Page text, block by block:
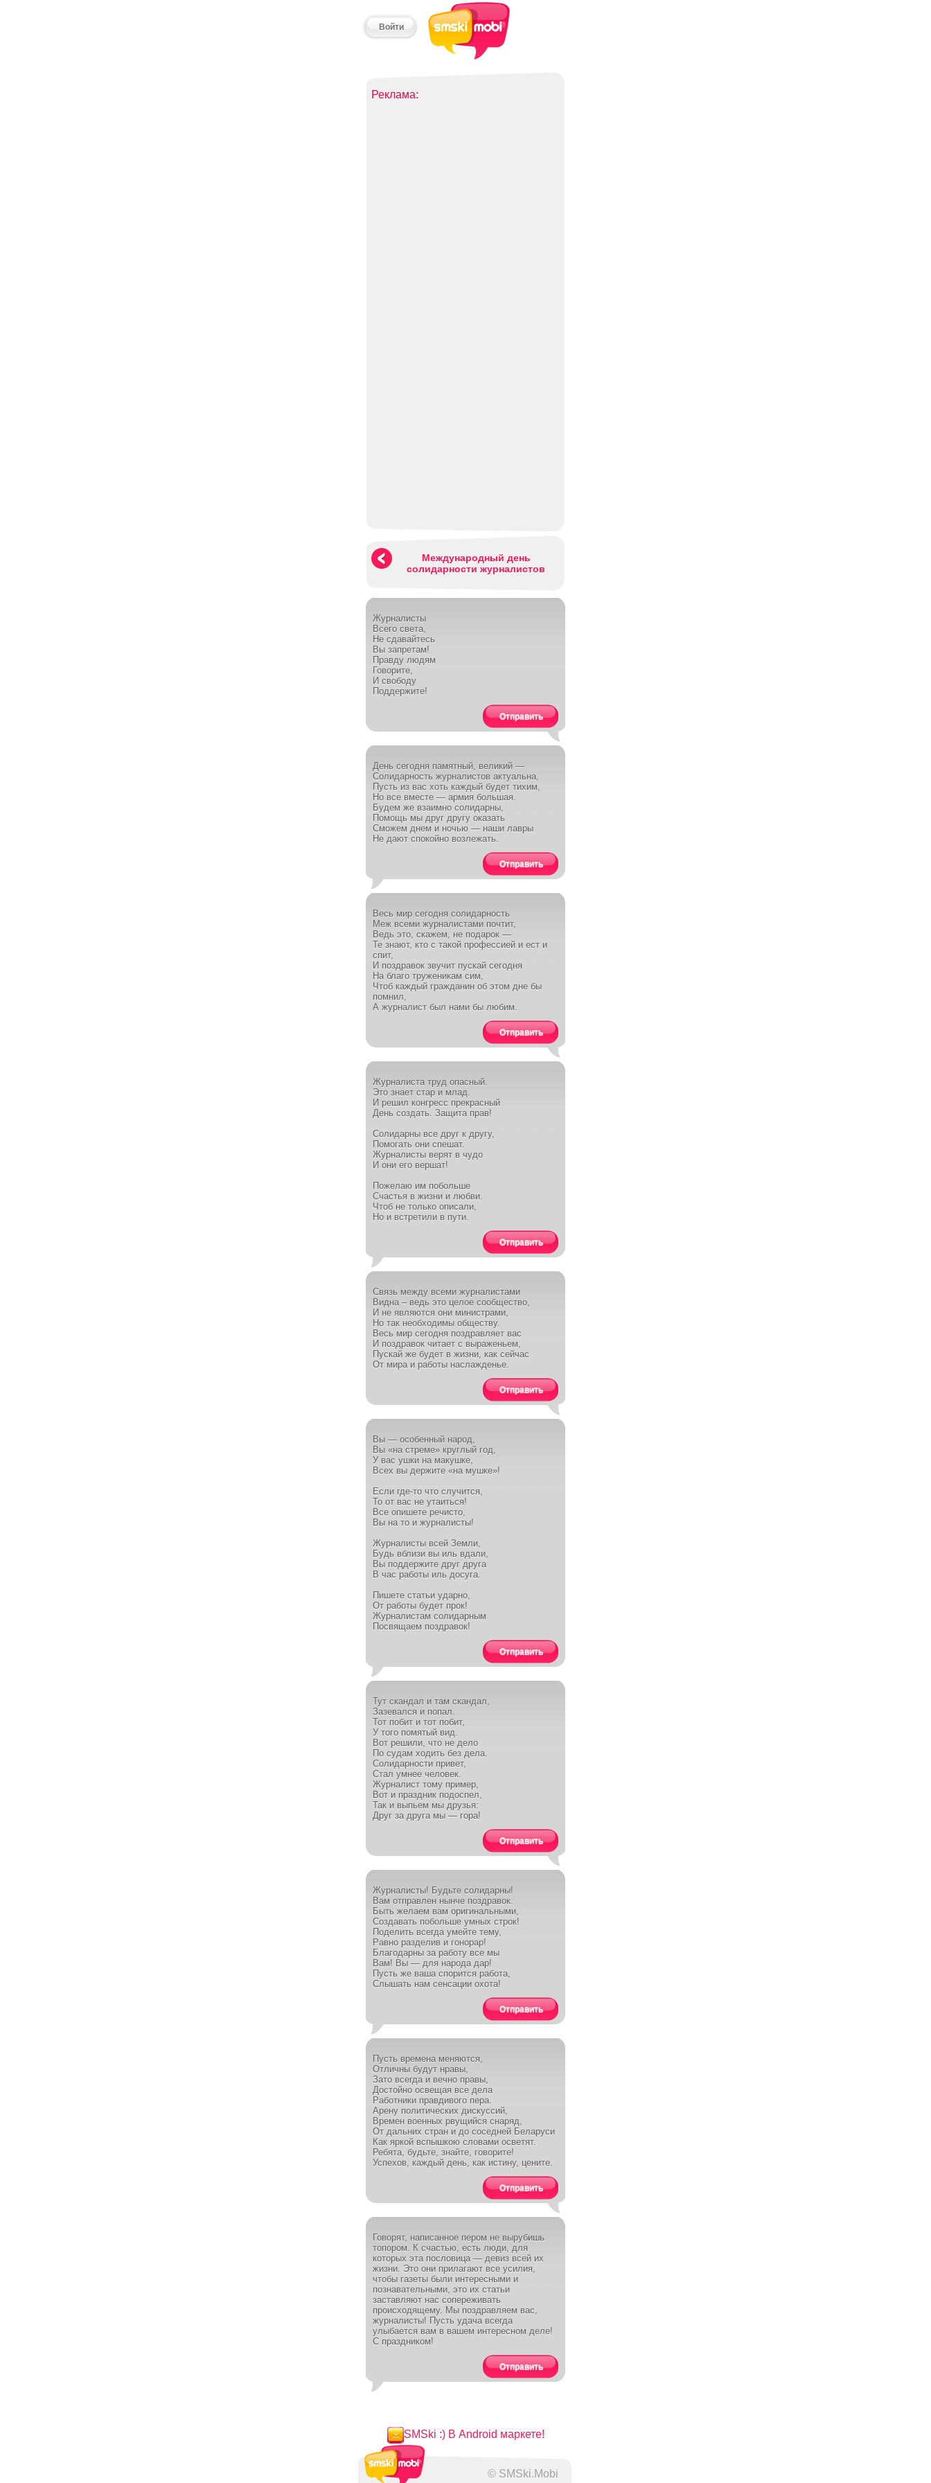
Войти
Реклама:
Международный день
солидарности журналистов
Журналисты
Всего света,
Не сдавайтесь
Вы запретам!
Правду людям
Говорите,
И свободу
Поддержите!
Отправить
День сегодня памятный, великий —
Солидарность журналистов актуальна,
Пусть из вас хоть каждый будет тихим,
Но все вместе — армия большая.
Будем же взаимно солидарны,
Помощь мы друг другу оказать
Сможем днем и ночью — наши лавры
Не дают спокойно возлежать.
Отправить
Весь мир сегодня солидарность
Меж всеми журналистами почтит,
Ведь это, скажем, не подарок —
Те знают, кто с такой профессией и ест и
спит,
И поздравок звучит пускай сегодня
На благо труженикам сим,
Чтоб каждый гражданин об этом дне бы
помнил,
А журналист был нами бы любим.
Отправить
Журналиста труд опасный.
Это знает стар и млад.
И решил конгресс прекрасный
День создать. Защита прав!
Солидарны все друг к другу,
Помогать они спешат.
Журналисты верят в чудо
И они его вершат!
Пожелаю им побольше
Счастья в жизни и любви.
Чтоб не только описали,
Но и встретили в пути.
Отправить
Связь между всеми журналистами
Видна – ведь это целое сообщество,
И не являются они министрами,
Но так необходимы обществу.
Весь мир сегодня поздравляет вас
И поздравок читает с выраженьем,
Пускай же будет в жизни, как сейчас
От мира и работы наслажденье.
Отправить
Вы — особенный народ,
Вы «на стреме» круглый год,
У вас ушки на макушке,
Всех вы держите «на мушке»!
Если где-то что случится,
То от вас не утаиться!
Все опишете речисто,
Вы на то и журналисты!
Журналисты всей Земли,
Будь вблизи вы иль вдали,
Вы поддержите друг друга
В час работы иль досуга.
Пишете статьи ударно,
От работы будет прок!
Журналистам солидарным
Посвящаем поздравок!
Отправить
Тут скандал и там скандал,
Зазевался и попал.
Тот побит и тот побит,
У того помятый вид.
Вот решили, что не дело
По судам ходить без дела.
Солидарности привет,
Стал умнее человек.
Журналист тому пример,
Вот и праздник подоспел,
Так и выпьем мы друзья:
Друг за друга мы — гора!
Отправить
Журналисты! Будьте солидарны!
Вам отправлен нынче поздравок.
Быть желаем вам оригинальными,
Создавать побольше умных строк!
Поделить всегда умейте тему,
Равно разделив и гонорар!
Благодарны за работу все мы
Вам! Вы — для народа дар!
Пусть же ваша спорится работа,
Слышать нам сенсации охота!
Отправить
Пусть времена меняются,
Отличны будут нравы,
Зато всегда и вечно правы,
Достойно освещая все дела
Работники правдивого пера.
Арену политических дискуссий,
Времен военных рвущийся снаряд,
От дальних стран и до соседней Беларуси
Как яркой вспышкою словами осветят.
Ребята, будьте, знайте, говорите!
Успехов, каждый день, как истину, цените.
Отправить
Говорят, написанное пером не вырубишь
топором. К счастью, есть люди, для
которых эта пословица — девиз всей их
жизни. Это они прилагают все усилия,
чтобы газеты были интересными и
познавательными, это их статьи
заставляют нас сопереживать
происходящему. Мы поздравляем вас,
журналисты! Пусть удача всегда
улыбается вам в вашем интересном деле!
С праздником!
Отправить
SMSki :) В Android маркете!
© SMSki.Mobi